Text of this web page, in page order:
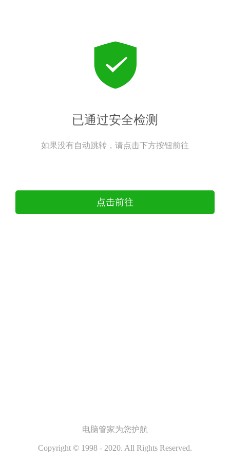
已通过安全检测
如果没有自动跳转，请点击下方按钮前往
点击前往
电脑管家为您护航
Copyright © 1998 - 2020. All Rights Reserved.